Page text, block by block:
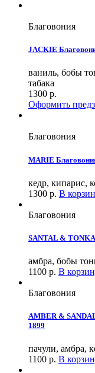
Благовония
JACKIE
ваниль, бобы
табака
1300 р.
Оформить
Благовония
MARIE
кедр, кипарис,
1300 р. В
Благовония
SANTAL &
амбра, бобы
1100 р. В
Благовония
AMBER &
1899
пачули, амбра,
1100 р. В